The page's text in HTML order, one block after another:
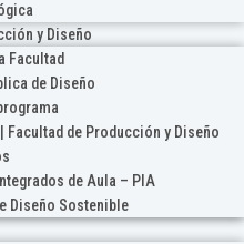
y Diseño
Facultad
de Diseño
Facultad de Producción y Diseño
de Aula – PIA
Diseño Sostenible